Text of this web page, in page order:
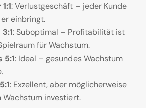
: Verlustgeschäft – jeder Kunde
einbringt.
: Suboptimal – Profitabilität ist
für Wachstum.
5:1: Ideal – gesundes Wachstum
: Exzellent, aber möglicherweise
Wachstum investiert.